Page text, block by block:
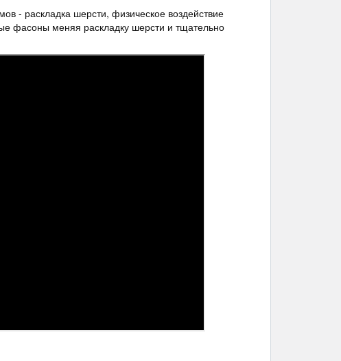
- раскладка шерсти, физическое воздействие
фасоны меняя раскладку шерсти и тщательно